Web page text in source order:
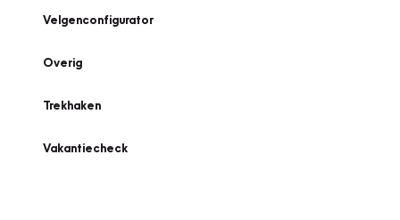
Velgenconfigurator
Overig
Trekhaken
Vakantiecheck